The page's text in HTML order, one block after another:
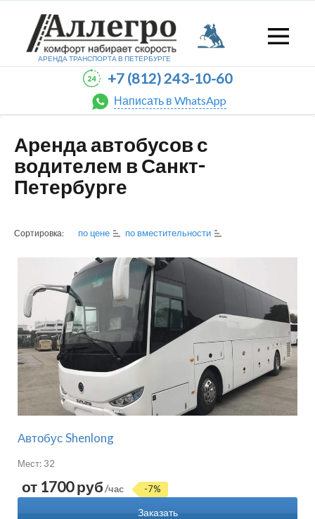
АРЕНДА ТРАНСПОРТА В ПЕТЕРБУРГЕ
+7 (812) 243-10-60
Написать в WhatsApp
Аренда автобусов с
водителем в Санкт-
Петербурге
Сортировка: по цене по вместительности
Автобус Shenlong
Мест: 32
от 1700 руб/час -7%
Заказать